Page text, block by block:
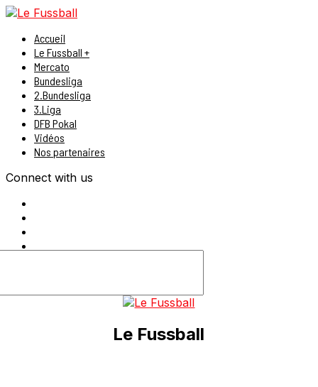
Accueil
Le Fussball +
Mercato
Bundesliga
2.Bundesliga
3.Liga
DFB Pokal
Vidéos
Nos partenaires
Connect with us
Le Fussball